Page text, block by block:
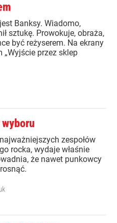
Banksy. Wiadomo,
sztukę. Prowokuje, obraża,
być reżyserem. Na ekrany
przez sklep
zespołów
rocka, wydaje właśnie
że nawet punkowcy